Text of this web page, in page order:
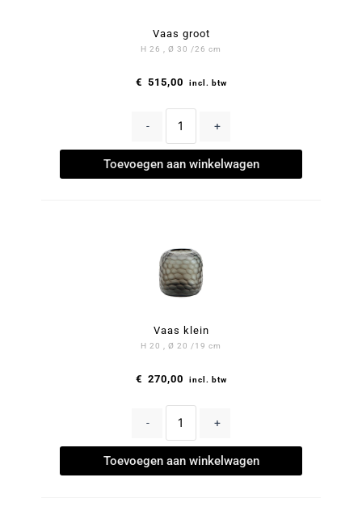
Vaas groot
H 26 , Ø 30 /26 cm
€ 515,00 incl. btw
- +
Toevoegen aan winkelwagen
Vaas klein
H 20 , Ø 20 /19 cm
€ 270,00 incl. btw
- +
Toevoegen aan winkelwagen